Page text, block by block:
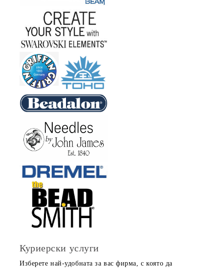
Куриерски услуги
Изберете най-удобната за вас фирма, с която да